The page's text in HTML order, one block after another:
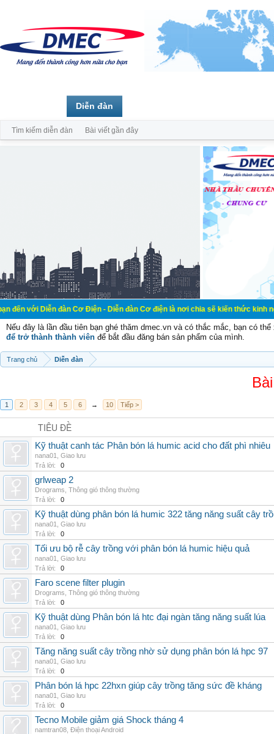
đàn Cơ Điện - Diễn đàn Cơ điện là nơi chia sẽ kiến thức kinh nghiệm
Nếu đây là lần đầu tiên bạn ghé thăm dmec.vn và có thắc mắc, bạn có
để trở thành thành viên để bắt đầu đăng bán sản phẩm của mình.
Trang chủ Diễn đàn
1 2 3 4 5 6 → 10 Tiếp >
TIÊU ĐỀ
Kỹ thuật canh tác Phân bón lá humic acid cho đất phì nhiêu
nana01
Giao lưu
Trả lời:
0
grlweap 2
Drograms Thông gió thông thường
Trả lời:
0
Kỹ thuật dùng phân bón lá humic 322 tăng năng suất cây
nana01
Giao lưu
Trả lời:
0
Tối ưu bộ rễ cây trồng với phân bón lá humic hiệu quả
nana01
Giao lưu
Trả lời:
0
Faro scene filter plugin
Drograms Thông gió thông thường
Trả lời:
0
Kỹ thuật dùng Phân bón lá htc đại ngàn tăng năng suất lúa
nana01
Giao lưu
Trả lời:
0
Tăng năng suất cây trồng nhờ sử dụng phân bón lá hpc 97
nana01
Giao lưu
Trả lời:
0
Phân bón lá hpc 22hxn giúp cây trồng tăng sức đề kháng
nana01
Giao lưu
Trả lời:
0
Tecno Mobile giảm giá Shock tháng 4
namtran08 Điện thoại Android
Diễn đàn
Tìm kiếm diễn đàn Bài viết gần đây